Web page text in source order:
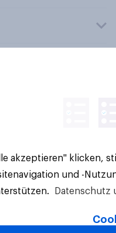
vorbehalten.
akzeptieren" klicken,
und -
Datenschutz